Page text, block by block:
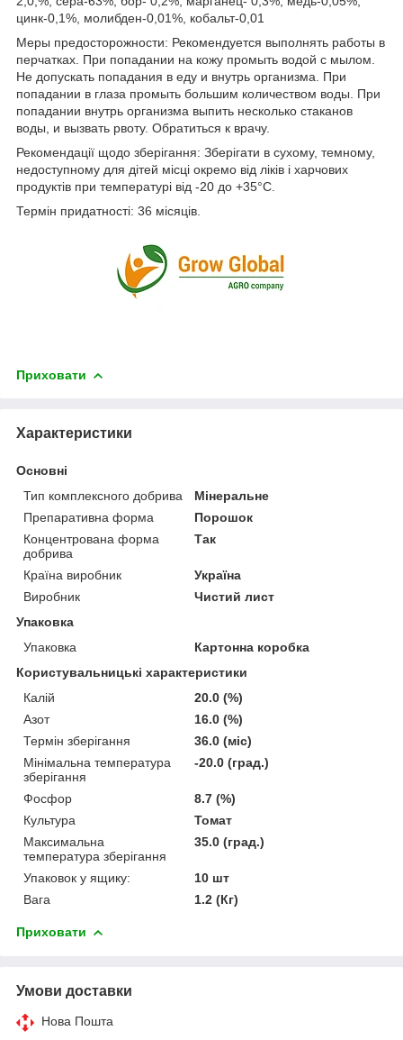
цинк-0,1%, молибден-0,01%, кобальт-0,01
Меры предосторожности: Рекомендуется выполнять работы в
перчатках. При попадании на кожу промыть водой с мылом.
Не допускать попадания в еду и внутрь организма. При
попадании в глаза промыть большим количеством воды. При
попадании внутрь организма выпить несколько стаканов
воды, и вызвать рвоту. Обратиться к врачу.
Рекомендації щодо зберігання: Зберігати в сухому, темному,
недоступному для дітей місці окремо від ліків і харчових
продуктів при температурі від -20 до +35°С.
Термін придатності: 36 місяців.
Приховати
Характеристики
Основні
Тип комплексного добрива
Мінеральне
Препаративна форма
Порошок
Концентрована форма
добрива
Так
Країна виробник
Україна
Виробник
Чистий лист
Упаковка
Упаковка
Картонна коробка
Користувальницькі характеристики
Калій
20.0 (%)
Азот
16.0 (%)
Термін зберігання
36.0 (міс)
Мінімальна температура
зберігання
-20.0 (град.)
Фосфор
8.7 (%)
Культура
Томат
Максимальна
температура зберігання
35.0 (град.)
Упаковок у ящику:
10 шт
Вага
1.2 (Кг)
Приховати
Умови доставки
Нова Пошта